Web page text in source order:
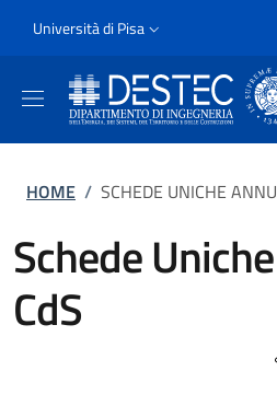
Slim
Università di Pisa
Briciole di pane
HOME / SCHEDE UNICHE
Schede
CdS